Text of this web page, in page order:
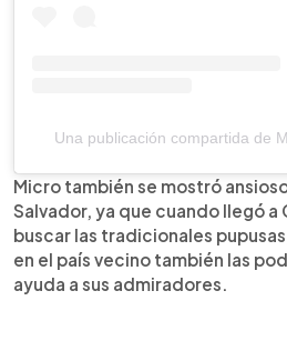
Una publicación compartida de
Micro también se mostró
Salvador, ya que cuando llegó a
buscar las tradicionales
en el país vecino también las
ayuda a sus admiradores.